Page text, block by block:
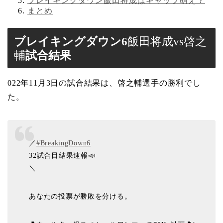
まとめ
ブレイキングダウン6飯田将成vs啓之
輔試合結果
022年11月3日の試合結果は、啓之輔選手の勝利でし
た。
／#BreakingDown6
32試合目結果速報📣
＼
あなたの投票が勝敗を分ける。